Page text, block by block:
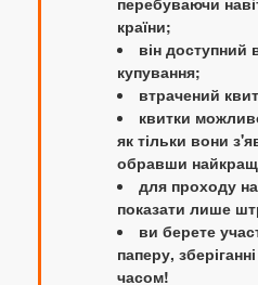
країни;
він доступний
купування;
втрачений
квитки
як тільки вони
обравши
для проходу
показати лише
ви берете
паперу,
часом!